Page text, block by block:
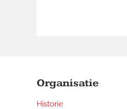
Widgets
Organisatie
Historie